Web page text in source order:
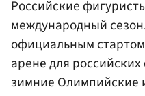
Российские
международный
официальным
арене для
зимние Олимпийские